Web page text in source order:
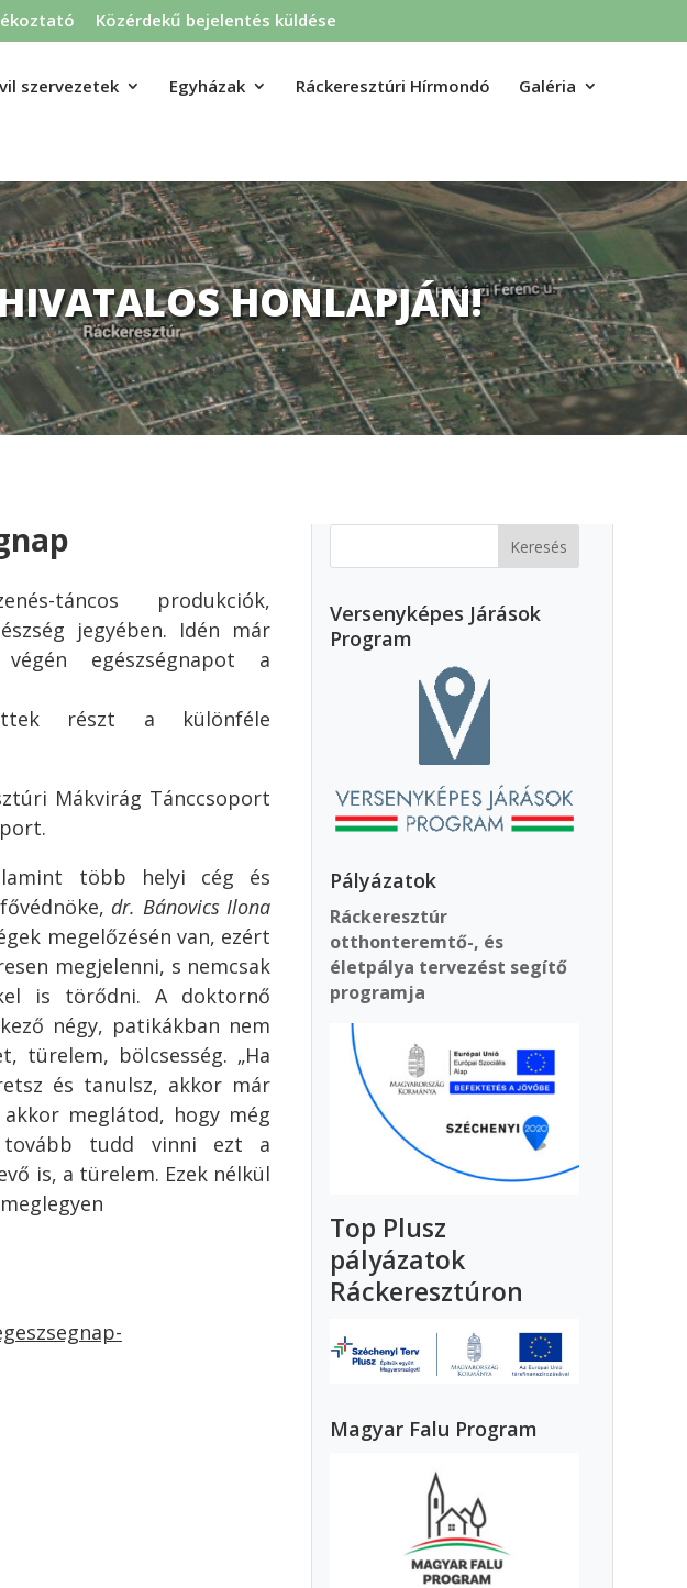
Közérdekű bejelentés küldése
szervezetek Egyházak Ráckeresztúri Hírmondó Galéria
HONLAPJÁN!
táncos produkciók,
jegyében. Idén már
egészségnapot a
részt a különféle
Mákvirág Tánccsoport
több helyi cég és
dr. Bánovics Ilona
megelőzésén van, ezért
megjelenni, s nemcsak
is törődni. A doktornő
négy, patikákban nem
türelem, bölcsesség. „Ha
és tanulsz, akkor már
meglátod, hogy még
tudd vinni ezt a
is, a türelem. Ezek nélkül
Versenyképes Járások
Program
Pályázatok
Ráckeresztúr
otthonteremtő-, és
életpálya tervezést segítő
programja
Top Plusz
pályázatok
Ráckeresztúron
Magyar Falu Program